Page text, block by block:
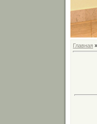
Главная »